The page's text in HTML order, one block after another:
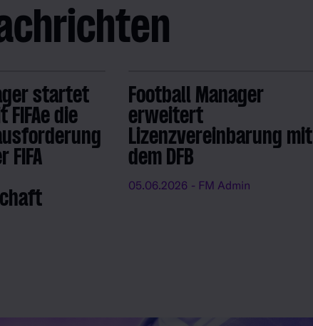
startet
die
FIFA
Football Manager
erweitert
Lizenzvereinbarung mit
dem DFB
05.06.2026 - FM Admin